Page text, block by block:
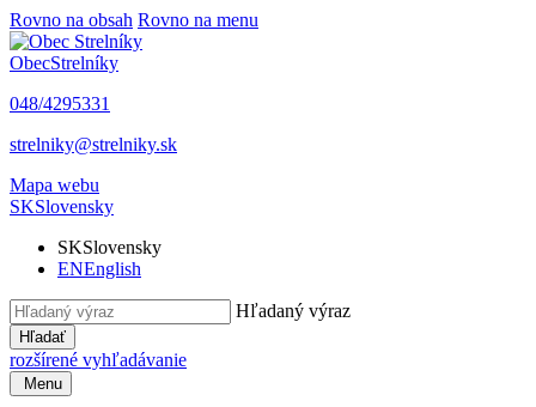
Rovno na obsah Rovno na menu
ObecStrelníky
048/4295331
strelniky@strelniky.sk
Mapa webu
SKSlovensky
SKSlovensky
ENEnglish
Hľadaný výraz
Hľadať
rozšírené vyhľadávanie
Menu